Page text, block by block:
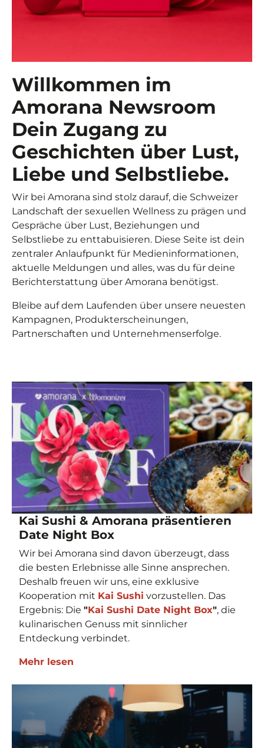
Willkommen im
Amorana Newsroom
Dein Zugang zu
Geschichten über Lust,
Liebe und Selbstliebe.
Wir bei Amorana sind stolz darauf, die Schweizer
Landschaft der sexuellen Wellness zu prägen und
Gespräche über Lust, Beziehungen und
Selbstliebe zu enttabuisieren. Diese Seite ist dein
zentraler Anlaufpunkt für Medieninformationen,
aktuelle Meldungen und alles, was du für deine
Berichterstattung über Amorana benötigst.
Bleibe auf dem Laufenden über unsere neuesten
Kampagnen, Produkterscheinungen,
Partnerschaften und Unternehmenserfolge.
Kai Sushi & Amorana präsentieren
Date Night Box
Wir bei Amorana sind davon überzeugt, dass
die besten Erlebnisse alle Sinne ansprechen.
Deshalb freuen wir uns, eine exklusive
Kooperation mit Kai Sushi vorzustellen. Das
Ergebnis: Die "Kai Sushi Date Night Box", die
kulinarischen Genuss mit sinnlicher
Entdeckung verbindet.
Mehr lesen